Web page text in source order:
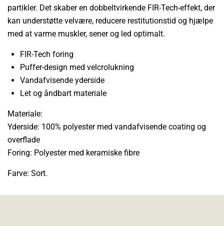
partikler. Det skaber en dobbeltvirkende FIR-Tech-effekt, der
kan understøtte velvære, reducere restitutionstid og hjælpe
med at varme muskler, sener og led optimalt.
FIR-Tech foring
Puffer-design med velcrolukning
Vandafvisende yderside
Let og åndbart materiale
Materiale:
Yderside: 100% polyester med vandafvisende coating og
overflade
Foring: Polyester med keramiske fibre
Farve: Sort.